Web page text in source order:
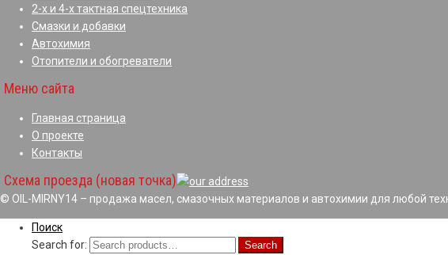
2-х и 4-х тактная спецтехника
Смазки и добавки
Автохимия
Отопители и обогреватели
Меню сайта
Главная страница
О проекте
Контакты
Схема проезда (новая точка)
© OIL-MIRNY14 – продажа масел, смазочных материалов и автохимии для любой
Поиск
Search for:
Search